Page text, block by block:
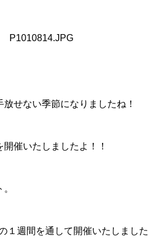
せない季節になりましたね！
催いたしましたよ！！
１週間を通して開催いたしまし